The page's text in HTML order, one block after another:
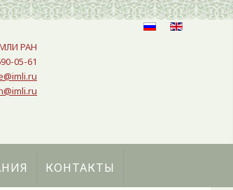
РАН
05-61
КОНТАКТЫ